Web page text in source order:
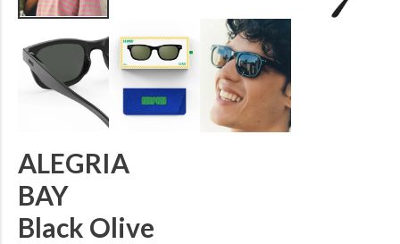
ALEGRIA
BAY
Black Olive